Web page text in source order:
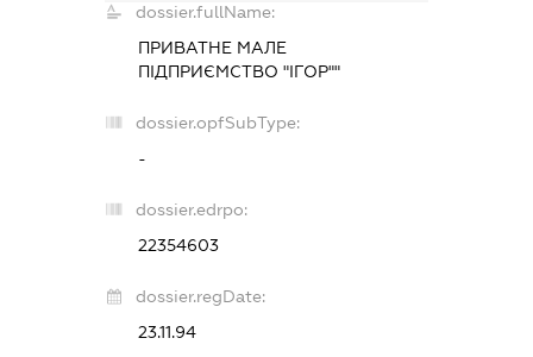
dossier.fullName:
ПРИВАТНЕ МАЛЕ
ПІДПРИЄМСТВО "ІГОР""
dossier.opfSubType:
-
dossier.edrpo:
22354603
dossier.regDate:
23.11.94